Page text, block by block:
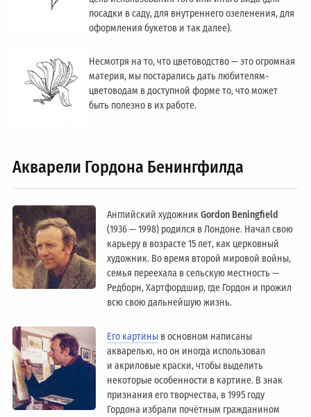
посадки в саду, для внутреннего озеленения, для
оформления букетов и так далее).
Несмотря на то, что цветоводство — это огромная
материя, мы постарались дать любителям-
цветоводам в доступной форме то, что может
быть полезно в их работе.
Акварели Гордона Бенингфилда
Английский художникGordon Beningfield
(1936 — 1998) родился в Лондоне. Начал свою
карьеру в возрасте 15 лет, как церковный
художник. Во время второй мировой войны,
семья переехала в сельскую местность —
Редборн, Хартфордшир, где Гордон и прожил
всю свою дальнейшую жизнь.
Его картины в основном написаны
акварелью, но он иногда использовал
и акриловые краски, чтобы выделить
некоторые особенности в картине. В знак
признания его творчества, в 1995 году
Гордона избрали почётным гражданином